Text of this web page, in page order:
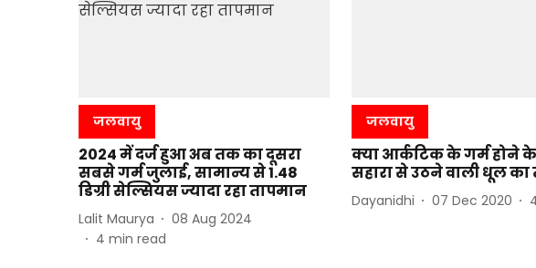
जलवायु
2024 में दर्ज हुआ अब तक का दूसरा
सबसे गर्म जुलाई, सामान्य से 1.48
डिग्री सेल्सियस ज्यादा रहा तापमान
Lalit Maurya
08 Aug 2024
4 min read
जलवायु
क्या आर्कटिक के गर्म होने
सहारा से उठने वाली धूल
Dayanidhi 07 Dec 2020